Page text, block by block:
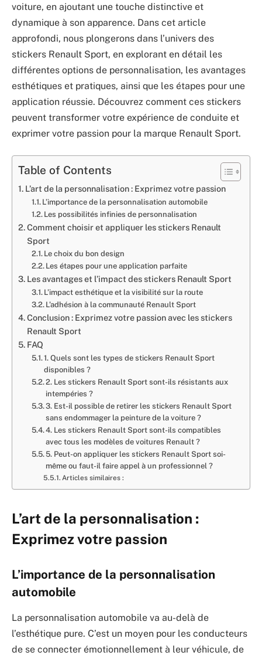
voiture, en ajoutant une touche distinctive et
dynamique à son apparence. Dans cet article
approfondi, nous plongerons dans l’univers des
stickers Renault Sport, en explorant en détail les
différentes options de personnalisation, les avantages
esthétiques et pratiques, ainsi que les étapes pour une
application réussie. Découvrez comment ces stickers
peuvent transformer votre expérience de conduite et
exprimer votre passion pour la marque Renault Sport.
Table of Contents
L’art de la personnalisation : Exprimez votre passion
L’importance de la personnalisation automobile
Les possibilités infinies de personnalisation
Comment choisir et appliquer les stickers Renault
Sport
Le choix du bon design
Les étapes pour une application parfaite
Les avantages et l’impact des stickers Renault Sport
L’impact esthétique et la visibilité sur la route
L’adhésion à la communauté Renault Sport
Conclusion : Exprimez votre passion avec les stickers
Renault Sport
FAQ
1. Quels sont les types de stickers Renault Sport
disponibles ?
2. Les stickers Renault Sport sont-ils résistants aux
intempéries ?
3. Est-il possible de retirer les stickers Renault Sport
sans endommager la peinture de la voiture ?
4. Les stickers Renault Sport sont-ils compatibles
avec tous les modèles de voitures Renault ?
5. Peut-on appliquer les stickers Renault Sport soi-
même ou faut-il faire appel à un professionnel ?
Articles similaires :
L’art de la personnalisation :
Exprimez votre passion
L’importance de la personnalisation
automobile
La personnalisation automobile va au-delà de
l’esthétique pure. C’est un moyen pour les conducteurs
de se connecter émotionnellement à leur véhicule, de